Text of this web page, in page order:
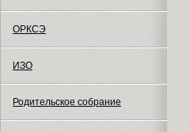
ОРКСЭ
ИЗО
Родительское собрание